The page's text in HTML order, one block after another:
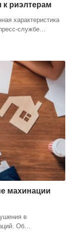
к риэлтерам
характеристика
службе…
махинации
в
Об…